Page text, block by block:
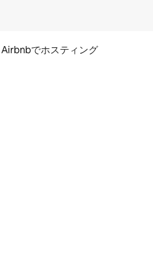
Airbnbでホスティング